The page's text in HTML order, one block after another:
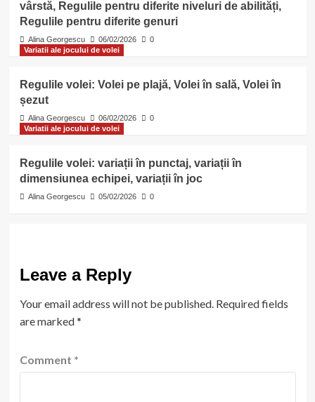
vârstă, Regulile pentru diferite niveluri de abilități,
Regulile pentru diferite genuri
Alina Georgescu 06/02/2026
0
Variatii ale jocului de volei
Regulile volei: Volei pe plajă, Volei în sală, Volei în
șezut
Alina Georgescu 06/02/2026
0
Variatii ale jocului de volei
Regulile volei: variații în punctaj, variații în
dimensiunea echipei, variații în joc
Alina Georgescu 05/02/2026 0
Leave a Reply
Your email address will not be published. Required fields
are marked*
Comment *